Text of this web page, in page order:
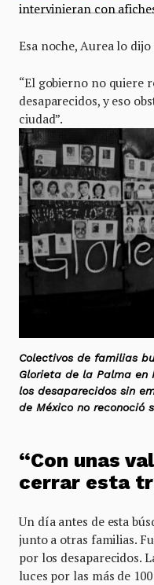
intervinieran con
Esa noche, Aurea lo
“El gobierno no quiere
desaparecidos, y eso
ciudad”.
Colectivos de familias
Glorieta de la Palma en
los desaparecidos sin
de México no reconoció
“Con unas
cerrar esta
Un día antes de esta
junto a otras familias.
por los desaparecidos.
luces por las más de